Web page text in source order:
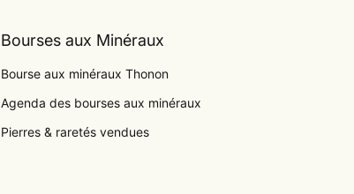
Bourses aux Minéraux
Bourse aux minéraux Thonon
Agenda des bourses aux minéraux
Pierres & raretés vendues